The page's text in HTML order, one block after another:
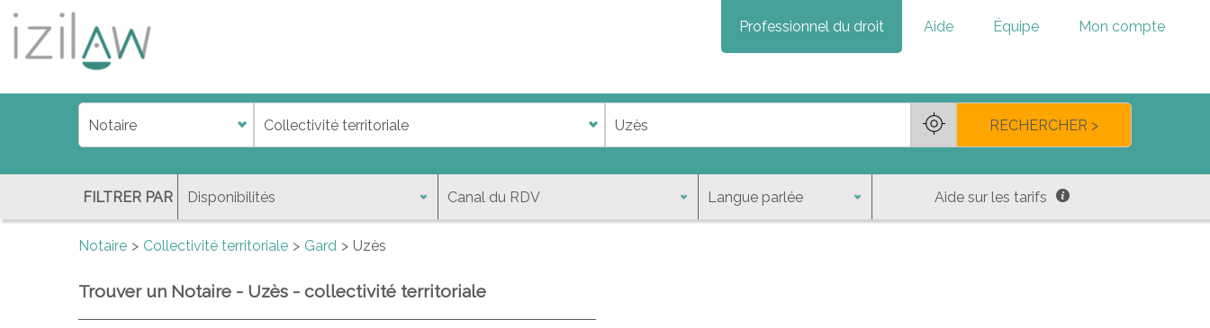
Professionnel du droit Aide Équipe Mon compte
jdadi
fl
RECHERCHER >
FILTRER PAR Aide sur les tarifs
Notaire Collectivité territoriale Gard Uzès
Trouver un Notaire - Uzès - collectivité territoriale